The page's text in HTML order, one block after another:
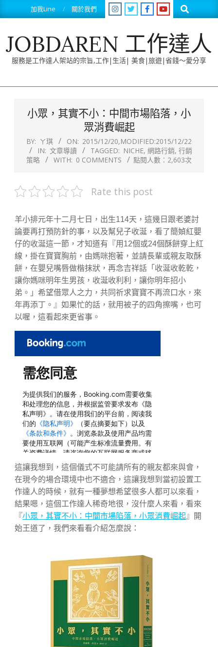
to
加我Line 關於我們 Search
JOBDAREN 工作達人
服務是工作達人架站的宗旨,工作|生活| 美食|旅遊|省錢～愛分享
小眾，其實不小：中間市場陷落，小
眾消費崛起
BY: ㄚ琪 ON: 2015/12/20,MODIFIED:2015/12/22
IN: 文章導讀 TAGGED: NICHE, 網路行銷, 行銷
策略
WITH: 0 COMMENTS 點閱人數：2,603次
Rate this post
羊小排元年十二月七日，出生114天，這幾日跟老婆討
論要再打預防針的事，以及幫兒子收涎，看了簡媜紅嬰
仔的收涎這一節，才知道有『用12個或24個酥餅穿上紅
線，掛在寶寶胸前，由媽咪抱著，並請長輩或親友取酥
餅，在嬰兒嘴唇做楷抹狀，再念吉祥話「收涎收乾乾，
讓你媽咪明年生男孩，收涎收利利，讓你明年招小
弟。」希望借眾人之力，共同祈求寶寶不再流口水，來
年再添丁。』如果忙的話，就用被子的四角擦嘴，也可
以喔，這看起來更省事。
這讓我想到，這個儀式不可能請所有的親友都來與會，
在現今的場合環境中也不適合，這讓我想到當初設置工
作達人的時候，就有一種夢想希望很多人都可以來看，
結果嗯，這個工作達人稀奇地很，沒什麼人來看，看來
『小眾，其實不小：中間市場陷落，小眾消費崛起』開
始王道了，我們來看看介紹怎麼說：